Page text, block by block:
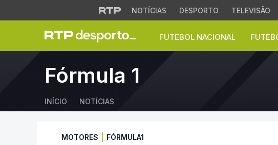
NOTÍCIAS DESPORTO TELEVISÃO
FUTEBOL NACIONAL
Max Verstappen vence
Fórmula 1
INÍCIO NOTÍCIAS
MOTORES FÓRMULA1